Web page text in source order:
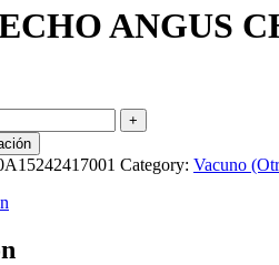
ANGUS
Category: Vacuno